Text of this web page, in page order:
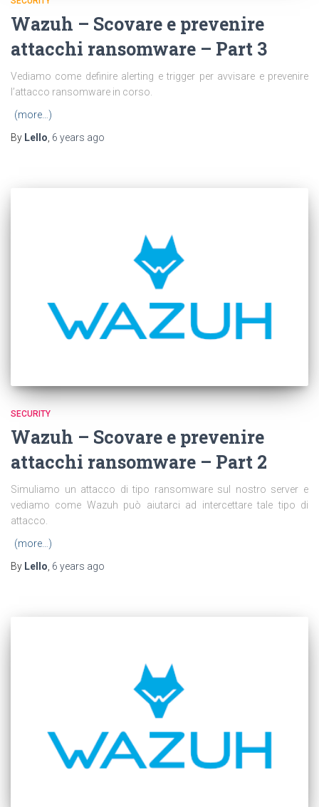
Wazuh – Scovare e prevenire
attacchi ransomware – Part 3
Vediamo come definire alerting e trigger per avvisare e prevenire
l’attacco ransomware in corso.
(more…)
By Lello 6 years ago
SECURITY
Wazuh – Scovare e prevenire
attacchi ransomware – Part 2
Simuliamo un attacco di tipo ransomware sul nostro server e
vediamo come Wazuh può aiutarci ad intercettare tale tipo di
attacco.
(more…)
By Lello, 6 years ago